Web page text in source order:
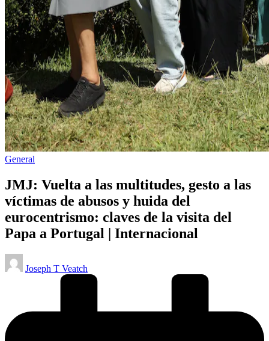
Publicado
General
JMJ: Vuelta a las multitudes, gesto a las
víctimas de abusos y huida del
eurocentrismo: claves de la visita del
Papa a Portugal | Internacional
Publicado
por
Joseph T Veatch